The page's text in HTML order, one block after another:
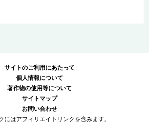
サイトのご利用にあたって
個人情報について
著作物の使用等について
サイトマップ
お問い合わせ
にはアフィリエイトリンクを含みます。